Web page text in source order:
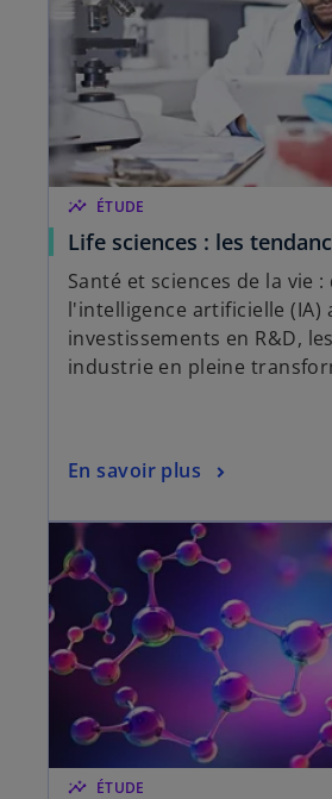
insights ÉTUDE
Life sciences : les
Santé et sciences de la vie :
l'intelligence artificielle (IA)
investissements en R&D,
industrie en pleine
En savoir plus
insights ÉTUDE